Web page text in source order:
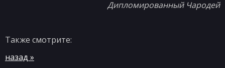
Дипломированный Чародей
Также смотрите:
назад »